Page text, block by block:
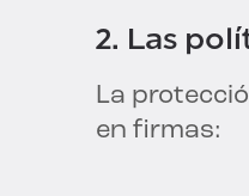
2. Las
La
en firmas: